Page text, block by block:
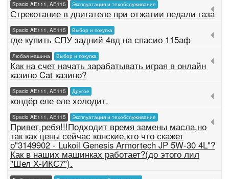
Spacio AE111, AE115 Эксплуатация и техобслуживание
Стрекотание в двигателе при отжатии педали газа
Spacio AE111, AE115 Выбор и покупка
где купить СПУ задний 4вд на спасио 115аф
Любая машина Выбор и покупка
Как на счет начать зарабатывать играя в онлайн
казино Cat казино?
Spacio AE111, AE115 Другое
кондёр еле еле холодит.
Spacio AE111, AE115 Эксплуатация и техобслуживание
Привет,ребя!!!Подходит время замены масла,но
так как цены сейчас конские,кто что скажет
о"3149902 - Lukoil Genesis Armortech JP 5W-30 4L"?
Как в наших машинках работает?(до этого лил
"Шел Х-ИКС7").